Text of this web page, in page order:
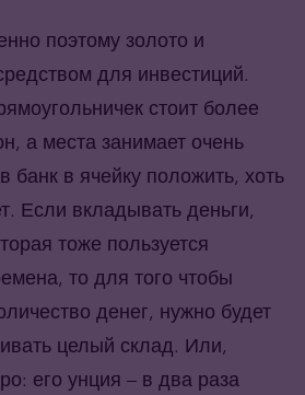
поэтому золото и
для инвестиций.
стоит более
а места занимает очень
банк в ячейку положить, хоть
Если вкладывать деньги,
тоже пользуется
то для того чтобы
денег, нужно будет
целый склад. Или,
его унция – в два раза